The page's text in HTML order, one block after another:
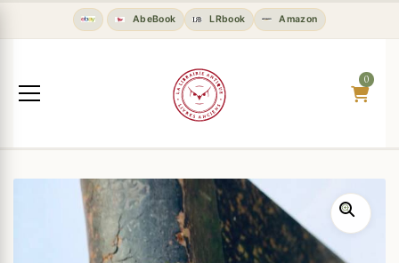
AbeBook LRbook Amazon
0